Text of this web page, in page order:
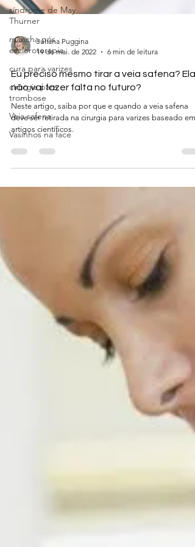
síndrome de May
Thurner
mancha pós
escleroterapia
cura para varizes
cirurgia para
trombose
Veia safena
Vasinhos na face
Juliana Puggina
19 de mai. de 2022
6 min de leitura
Eu preciso mesmo tirar a veia safena? Ela
não vai fazer falta no futuro?
Neste artigo, saiba por que e quando a veia safena
deve ser retirada na cirurgia para varizes baseado em